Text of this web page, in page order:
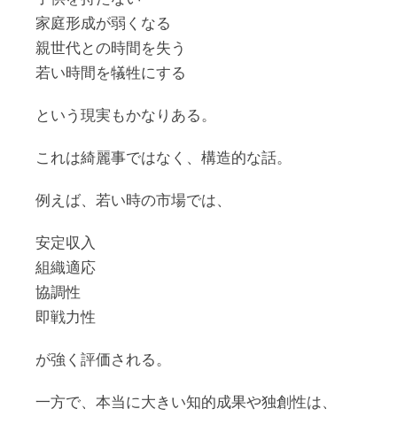
家庭形成が弱くなる
親世代との時間を失う
若い時間を犠牲にする
という現実もかなりある。
これは綺麗事ではなく、構造的な話。
例えば、若い時の市場では、
安定収入
組織適応
協調性
即戦力性
が強く評価される。
一方で、本当に大きい知的成果や独創性は、